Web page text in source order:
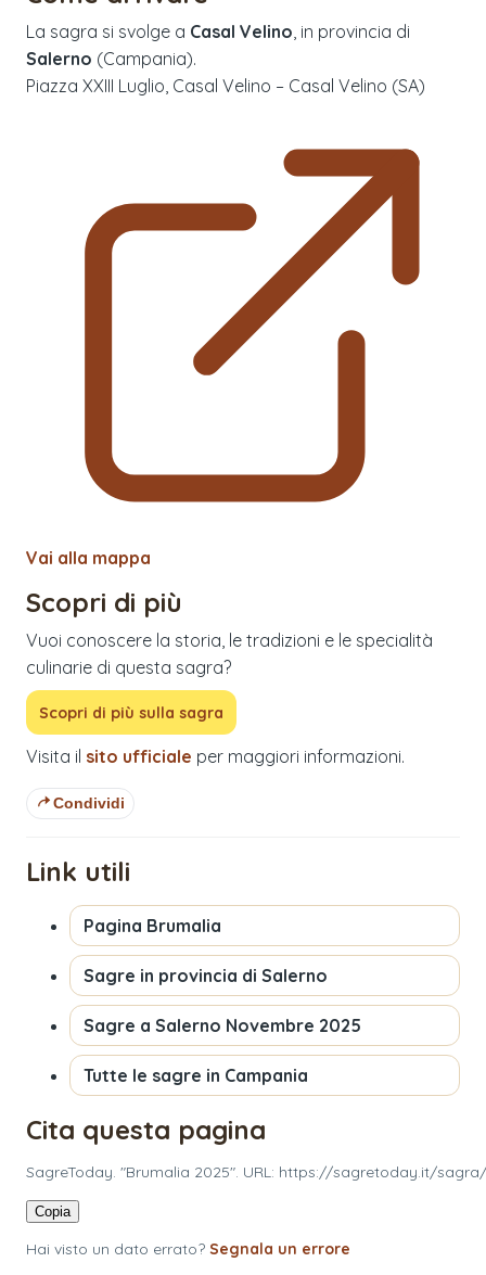
La sagra si svolge a Casal Velino , in provincia di
Salerno (Campania).
Piazza XXIII Luglio, Casal Velino – Casal Velino (SA)
Vai alla mappa
Scopri di più
Vuoi conoscere la storia, le tradizioni e le specialità
culinarie di questa sagra?
Scopri di più sulla sagra
Visita il sito ufficiale per maggiori informazioni.
Condividi
Link utili
Pagina Brumalia
Sagre in provincia di Salerno
Sagre a Salerno Novembre 2025
Tutte le sagre in Campania
Cita questa pagina
SagreToday. "Brumalia 2025". URL: https://sagretoday.it/
Copia
Hai visto un dato errato? Segnala un errore